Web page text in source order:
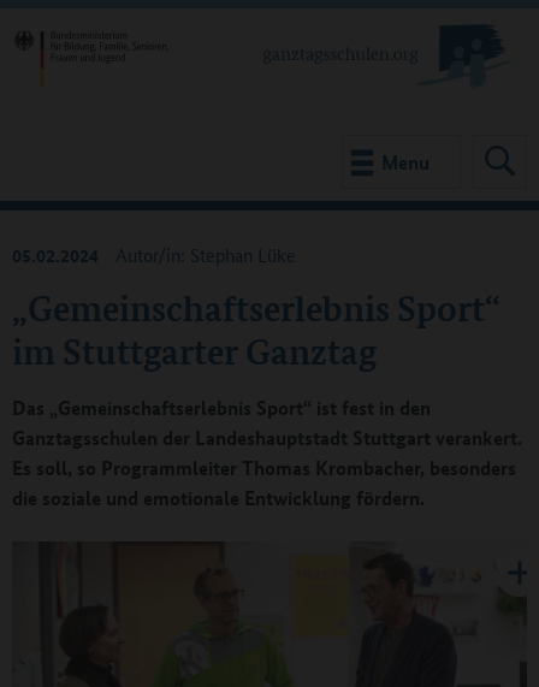
Menu
„Gemeinschaftserlebnis Sport“
im Stuttgarter Ganztag
05.02.2024 Autor/in: Stephan Lüke
Das „Gemeinschaftserlebnis Sport“ ist fest in den
Ganztagsschulen der Landeshauptstadt Stuttgart verankert.
Es soll, so Programmleiter Thomas Krombacher, besonders
die soziale und emotionale Entwicklung fördern.